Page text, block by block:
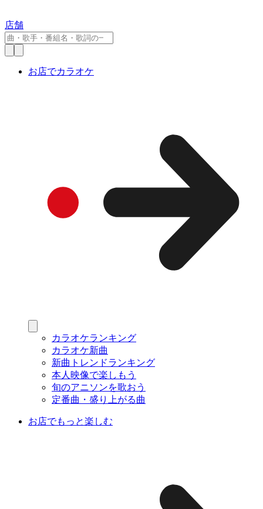
店舗
お店でカラオケ
カラオケランキング
カラオケ新曲
新曲トレンドランキング
本人映像で楽しもう
旬のアニソンを歌おう
定番曲・盛り上がる曲
お店でもっと楽しむ